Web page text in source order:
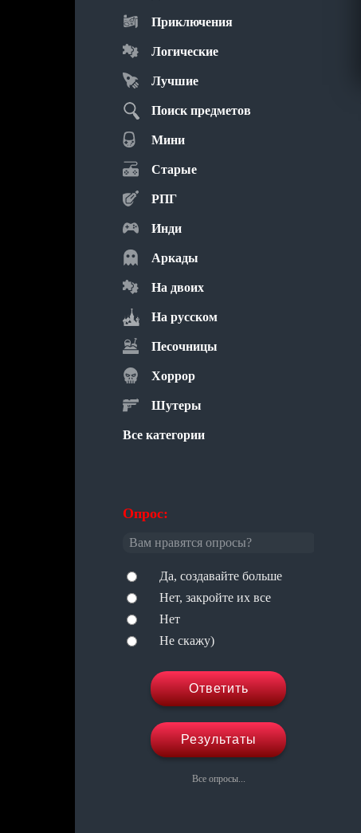
Приключения
Логические
Лучшие
Поиск предметов
Мини
Старые
РПГ
Инди
Аркады
На двоих
На русском
Песочницы
Хоррор
Шутеры
Все категории
Опрос:
Вам нравятся опросы?
Да, создавайте больше
Нет, закройте их все
Нет
Не скажу)
Ответить
Результаты
Все опросы...